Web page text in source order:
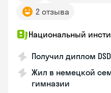
2 отзыва
Национальный
Получил диплом
Жил в немецкой
гимназии